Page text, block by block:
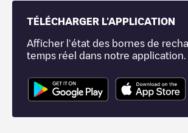
TÉLÉCHARGER L'APPLICATION
Afficher l'état des bornes de
temps réel dans notre application.